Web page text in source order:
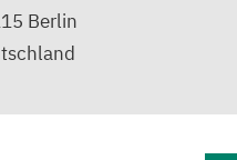
Berlin